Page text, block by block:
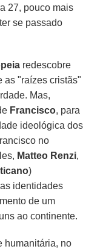
27, pouco mais
se passado
redescobre
as "raízes cristãs"
Mas,
Francisco, para
ideológica dos
no
Matteo Renzi,
)
identidades
de um
ao continente.
humanitária, no